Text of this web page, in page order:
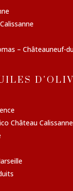
– Châteauneuf-
Château Calissanne